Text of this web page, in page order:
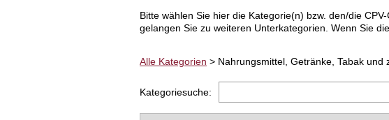
Bitte wählen Sie hier die Kategorie(n) bzw. den/die
gelangen Sie zu weiteren Unterkategorien. Wenn Sie
Alle Kategorien > Nahrungsmittel, Getränke, Tabak und
Kategoriesuche: